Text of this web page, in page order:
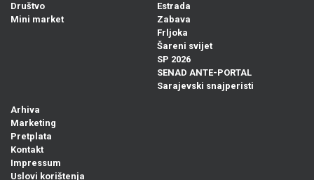
Društvo
Mini market
Estrada
Zabava
Frljoka
Šareni svijet
SP 2026
SENAD ANTE-PORTAL
Sarajevski snajperisti
Arhiva
Marketing
Pretplata
Kontakt
Impressum
Uslovi korištenja